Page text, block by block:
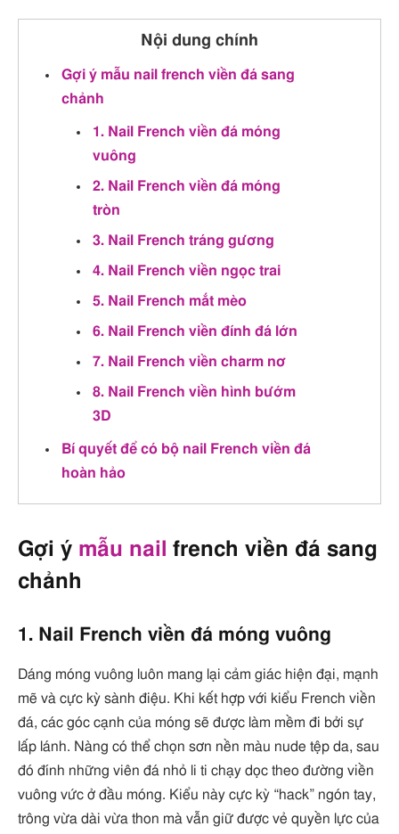
Nội dung chính
Gợi ý mẫu nail french viền đá sang
chảnh
1. Nail French viền đá móng
vuông
2. Nail French viền đá móng
tròn
3. Nail French tráng gương
4. Nail French viền ngọc trai
5. Nail French mắt mèo
6. Nail French viền đính đá lớn
7. Nail French viền charm nơ
8. Nail French viền hình bướm
3D
Bí quyết để có bộ nail French viền đá
hoàn hảo
Gợi ý mẫu nail
french viền đá sang
chảnh
1. Nail French viền đá móng vuông
Dáng móng vuông luôn mang lại cảm giác hiện đại, mạnh
mẽ và cực kỳ sành điệu. Khi kết hợp với kiểu French viền
đá, các góc cạnh của móng sẽ được làm mềm đi bởi sự
lấp lánh. Nàng có thể chọn sơn nền màu nude tệp da, sau
đó đính những viên đá nhỏ li ti chạy dọc theo đường viền
vuông vức ở đầu móng. Kiểu này cực kỳ “hack” ngón tay,
trông vừa dài vừa thon mà vẫn giữ được vẻ quyền lực của